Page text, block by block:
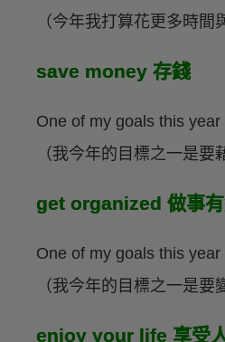
（今年我打算花更多時間
save money 存錢
One of my goals this
（我今年的目標之一是要
get organized 做事
One of my goals this
（我今年的目標之一是要
enjoy your life 享受